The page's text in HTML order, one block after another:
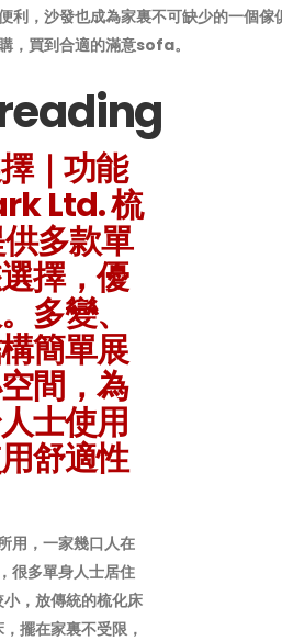
利，沙發也成為家裏不可缺少的一個
，買到合適的滿意sofa。
｜功能
Ltd. 梳
多款單
擇，優
多變、
簡單展
間，為
士使用
舒適性
用，一家幾口人在
很多單身人士居住
，放傳統的梳化床
擺在家裏不受限，